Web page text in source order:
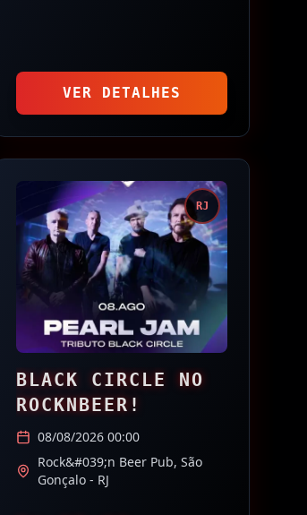
VER DETALHES
RJ
BLACK CIRCLE NO
ROCKNBEER!
08/08/2026 00:00
Rock&#039;n Beer Pub, São
Gonçalo - RJ